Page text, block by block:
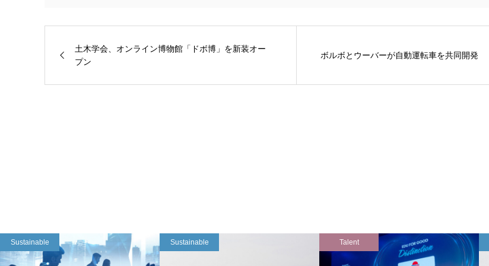
土木学会、オンライン博物館「ドボ博」を新装オー
プン
ボルボとウーバーが自動運転車を共同開発
Sustainable Sustainable Talent